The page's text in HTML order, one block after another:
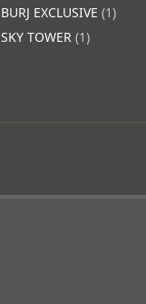
BURJ EXCLUSIVE (1)
SKY TOWER (1)